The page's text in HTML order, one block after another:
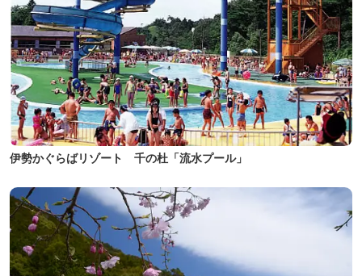
伊勢かぐらばリゾート 千の杜「流水プール」